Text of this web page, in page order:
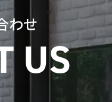
わせ